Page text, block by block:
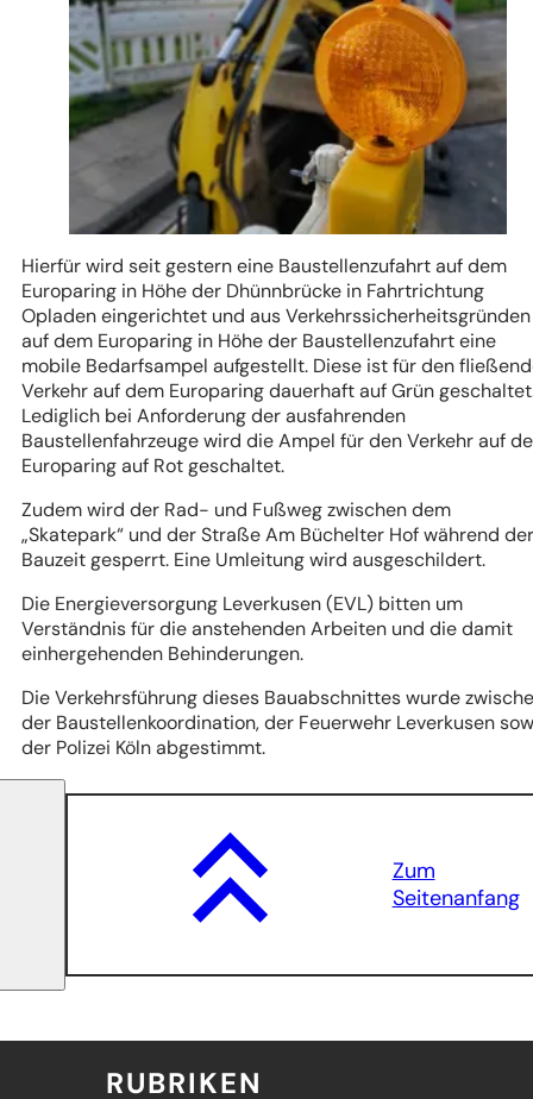
Hierfür wird seit gestern eine Baustellenzufahrt auf dem
Europaring in Höhe der Dhünnbrücke in Fahrtrichtung
Opladen eingerichtet und aus Verkehrssicherheitsgründen
auf dem Europaring in Höhe der Baustellenzufahrt eine
mobile Bedarfsampel aufgestellt. Diese ist für den
Verkehr auf dem Europaring dauerhaft auf Grün
Lediglich bei Anforderung der ausfahrenden
Baustellenfahrzeuge wird die Ampel für den Verkehr auf
Europaring auf Rot geschaltet.
Zudem wird der Rad- und Fußweg zwischen dem
„Skatepark“ und der Straße Am Büchelter Hof während der
Bauzeit gesperrt. Eine Umleitung wird ausgeschildert.
Die Energieversorgung Leverkusen (EVL) bitten um
Verständnis für die anstehenden Arbeiten und die damit
einhergehenden Behinderungen.
Die Verkehrsführung dieses Bauabschnittes wurde
der Baustellenkoordination, der Feuerwehr Leverkusen
der Polizei Köln abgestimmt.
Zum
Seitenanfang
RUBRIKEN